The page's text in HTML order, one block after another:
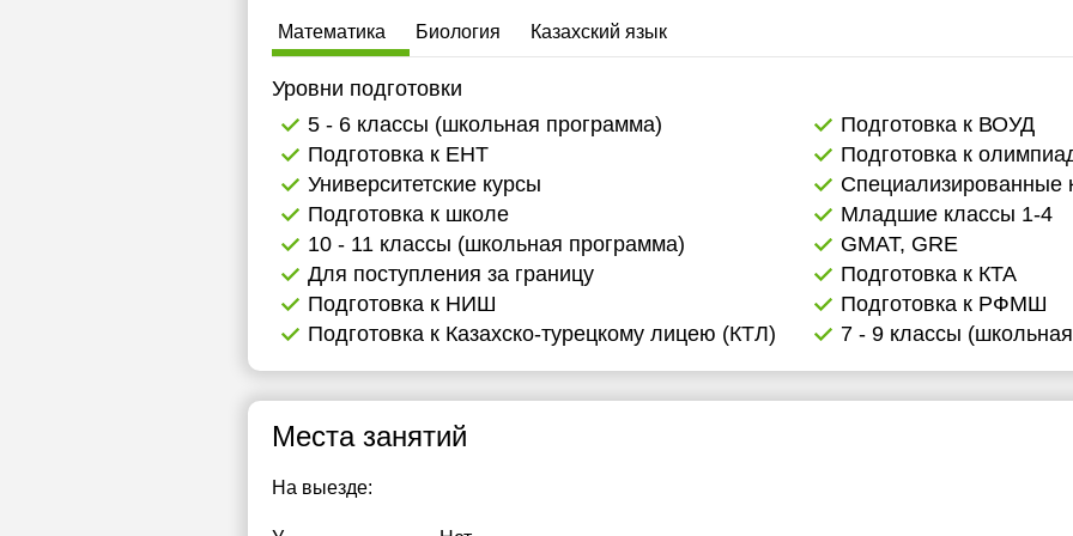
Математика Биология Казахский язык
Уровни подготовки
5 - 6 классы (школьная программа)
Подготовка к ВОУД
Подготовка к ЕНТ
Подготовка к
Университетские курсы
Специализированные
Подготовка к школе
Младшие классы 1-4
10 - 11 классы (школьная программа)
GMAT, GRE
Для поступления за границу
Подготовка к КТА
Подготовка к НИШ
Подготовка к РФМШ
Подготовка к Казахско-турецкому лицею (КТЛ)
7 - 9 классы
Места занятий
На выезде: